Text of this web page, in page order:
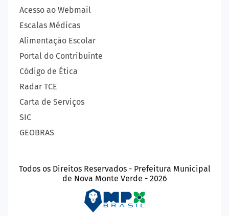
Acesso ao Webmail
Escalas Médicas
Alimentação Escolar
Portal do Contribuinte
Código de Ética
Radar TCE
Carta de Serviços
SIC
GEOBRAS
Todos os Direitos Reservados - Prefeitura Municipal
de Nova Monte Verde - 2026